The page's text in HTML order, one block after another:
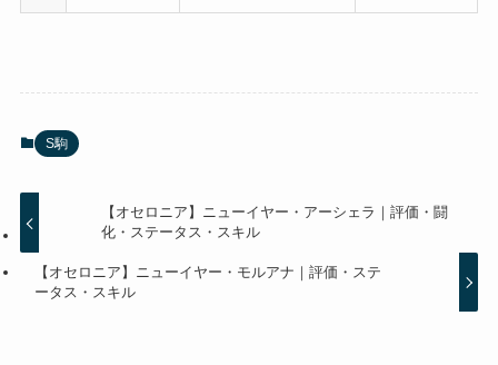
S駒
【オセロニア】ニューイヤー・アーシェラ｜評価・闘
化・ステータス・スキル
【オセロニア】ニューイヤー・モルアナ｜評価・ステ
ータス・スキル